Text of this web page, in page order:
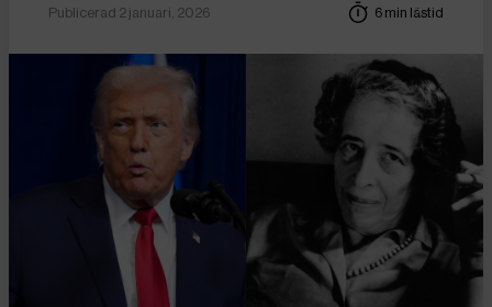
Publicerad 2 januari, 2026 6 min lästid